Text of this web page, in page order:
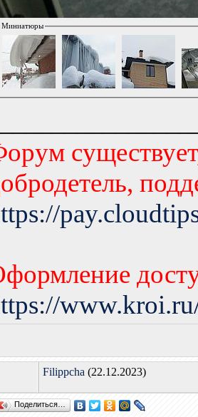
Миниатюры
Filippcha (22.12.2023)
Поделиться…